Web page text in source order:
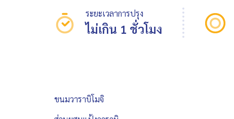
ระยะเวลาการปรุง
ไม่เกิน 1 ชั่วโมง
ขนมวาราบิโมจิ